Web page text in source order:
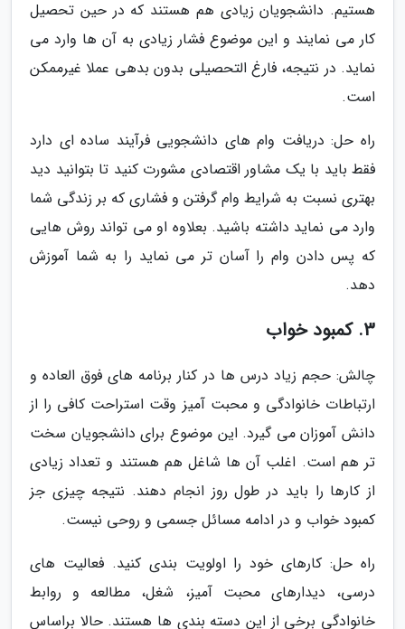
هستیم. دانشجویان زیادی هم هستند که در حین تحصیل
کار می نمایند و این موضوع فشار زیادی به آن ها وارد می
نماید. در نتیجه، فارغ التحصیلی بدون بدهی عملا غیرممکن
است.
راه حل: دریافت وام های دانشجویی فرآیند ساده ای دارد
فقط باید با یک مشاور اقتصادی مشورت کنید تا بتوانید دید
بهتری نسبت به شرایط وام گرفتن و فشاری که بر زندگی شما
وارد می نماید داشته باشید. بعلاوه او می تواند روش هایی
که پس دادن وام را آسان تر می نماید را به شما آموزش
دهد.
3. کمبود خواب
چالش: حجم زیاد درس ها در کنار برنامه های فوق العاده و
ارتباطات خانوادگی و محبت آمیز وقت استراحت کافی را از
دانش آموزان می گیرد. این موضوع برای دانشجویان سخت
تر هم است. اغلب آن ها شاغل هم هستند و تعداد زیادی
از کارها را باید در طول روز انجام دهند. نتیجه چیزی جز
کمبود خواب و در ادامه مسائل جسمی و روحی نیست.
راه حل: کارهای خود را اولویت بندی کنید. فعالیت های
درسی، دیدارهای محبت آمیز، شغل، مطالعه و روابط
خانوادگی برخی از این دسته بندی ها هستند. حالا براساس